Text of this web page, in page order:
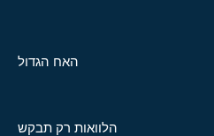
האח הגדול
הלוואות רק תבקש